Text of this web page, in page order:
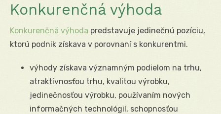
Konkurenčná výhoda
Konkurenčná výhoda predstavuje jedinečnú pozíciu,
ktorú podnik získava v porovnaní s konkurentmi.
výhody získava významným podielom na trhu,
atraktívnosťou trhu, kvalitou výrobku,
jedinečnosťou výrobku, používaním nových
informačných technológií, schopnosťou